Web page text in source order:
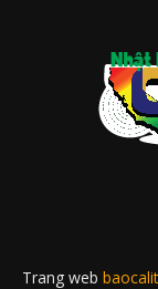
Trang web